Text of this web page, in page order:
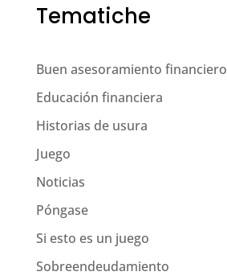
Tematiche
Buen asesoramiento financiero
Educación financiera
Historias de usura
Juego
Noticias
Póngase
Si esto es un juego
Sobreendeudamiento